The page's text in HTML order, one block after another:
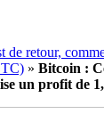
» Bitcoin :
un profit de